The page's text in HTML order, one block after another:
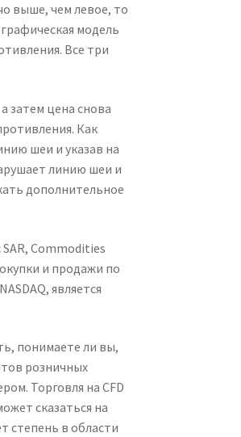
выше, чем левое, то
модель
Все три
затем цена снова
Как
шеи и указав на
линию шеи и
дополнительное
Commodities
и продажи по
является
понимаете ли вы,
розничных
Торговля на CFD
сказаться на
степень в области